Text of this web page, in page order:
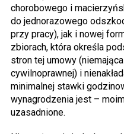
chorobowego i
do jednorazowego
przy pracy), jak i nowej
zbiorach, która określa
stron tej umowy
cywilnoprawnej) i
minimalnej stawki
wynagrodzenia jest –
uzasadnione.